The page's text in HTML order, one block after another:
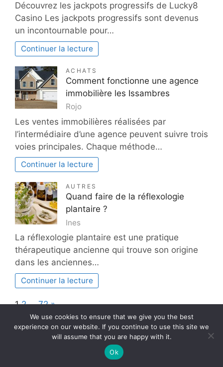
Découvrez les jackpots progressifs de Lucky8
Casino Les jackpots progressifs sont devenus
un incontournable pour…
Continuer la lecture
ACHATS
Comment fonctionne une agence
immobilière les Issambres
Rojo
Les ventes immobilières réalisées par
l’intermédiaire d’une agence peuvent suivre trois
voies principales. Chaque méthode…
Continuer la lecture
AUTRES
Quand faire de la réflexologie
plantaire ?
Ines
La réflexologie plantaire est une pratique
thérapeutique ancienne qui trouve son origine
dans les anciennes…
Continuer la lecture
Page:
1 2 … 72 Next
»
Assurances Autres
Evènementiel
We use cookies to ensure that we give you the best
experience on our website. If you continue to use this site we
will assume that you are happy with it.
Ok